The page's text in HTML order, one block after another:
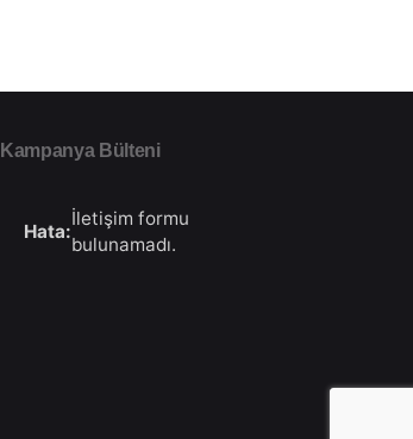
Kampanya Bülteni
Hata:
İletişim formu
bulunamadı.